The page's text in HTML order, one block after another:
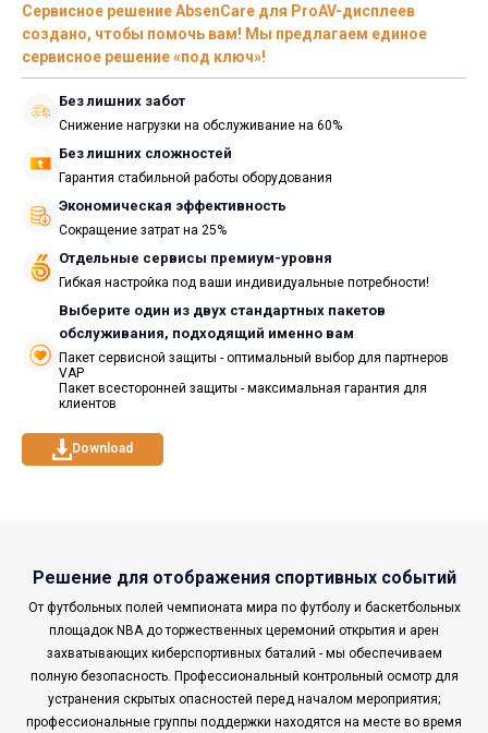
Сервисное решение AbsenCare для ProAV-дисплеев
создано, чтобы помочь вам! Мы предлагаем единое
сервисное решение «под ключ»!
Без лишних забот
Снижение нагрузки на обслуживание на 60%
Без лишних сложностей
Гарантия стабильной работы оборудования
Экономическая эффективность
Сокращение затрат на 25%
Отдельные сервисы премиум-уровня
Гибкая настройка под ваши индивидуальные потребности!
Выберите один из двух стандартных пакетов
обслуживания, подходящий именно вам
Пакет сервисной защиты - оптимальный выбор для партнеров
VAP
Пакет всесторонней защиты - максимальная гарантия для
клиентов
Download
Решение для отображения спортивных событий
От футбольных полей чемпионата мира по футболу и баскетбольных
площадок NBA до торжественных церемоний открытия и арен
захватывающих киберспортивных баталий - мы обеспечиваем
полную безопасность. Профессиональный контрольный осмотр для
устранения скрытых опасностей перед началом мероприятия;
профессиональные группы поддержки находятся на месте во время